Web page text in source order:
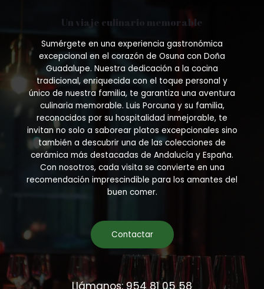
Un viaje culinario memorable
Sumérgete en una experiencia gastronómica
excepcional en el corazón de Osuna con Doña
Guadalupe. Nuestra dedicación a la cocina
tradicional, enriquecida con el toque personal y
único de nuestra familia, te garantiza una aventura
culinaria memorable. Luis Porcuna y su familia,
reconocidos por su hospitalidad inmejorable, te
invitan no solo a saborear platos excepcionales sino
también a descubrir una de las colecciones de
cerámica más destacadas de Andalucía y España.
Con nosotros, cada visita se convierte en una
recomendación imprescindible para los amantes del
buen comer.
Contactar